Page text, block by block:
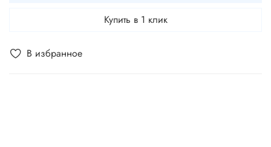
В избранное
Купить в 1 клик